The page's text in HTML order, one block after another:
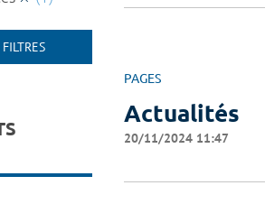
PAGES
Actualités
20/11/2024 11:47